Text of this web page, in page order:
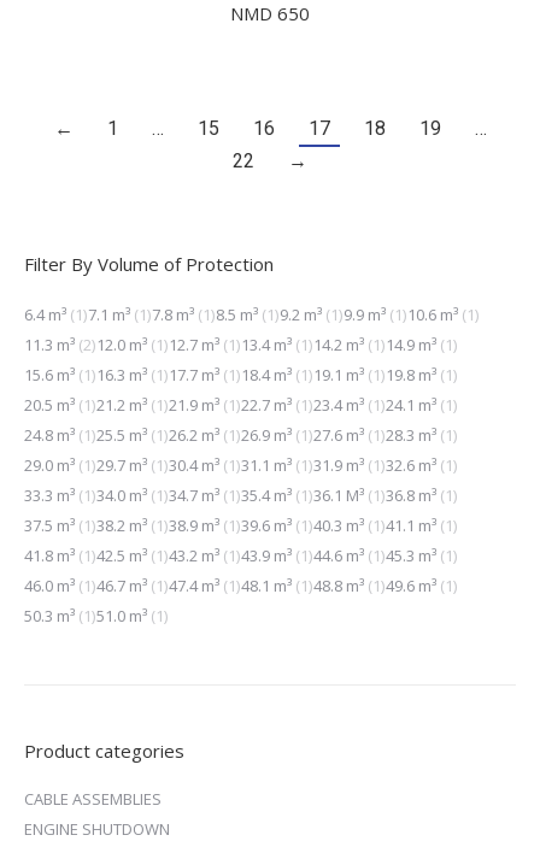
NMD 650
← 1 … 15 16 17 18 19
…
22
→
Filter By Volume of Protection
6.4 m³ (1)7.1 m³ (1)7.8 m³ (1)8.5 m³ (1)9.2 m³ (1)9.9 m³ (1)10.6 m³ (1)
11.3 m³ (2)12.0 m³ (1)12.7 m³ (1)13.4 m³ (1)14.2 m³ (1)14.9 m³ (1)
15.6 m³ (1)16.3 m³ (1)17.7 m³ (1)18.4 m³ (1)19.1 m³ (1)19.8 m³ (1)
20.5 m³ (1)21.2 m³ (1)21.9 m³ (1)22.7 m³ (1)23.4 m³ (1)24.1 m³ (1)
24.8 m³ (1)25.5 m³ (1)26.2 m³ (1)26.9 m³ (1)27.6 m³ (1)28.3 m³ (1)
29.0 m³ (1)29.7 m³ (1)30.4 m³ (1)31.1 m³ (1)31.9 m³ (1)32.6 m³ (1)
33.3 m³ (1)34.0 m³ (1)34.7 m³ (1)35.4 m³ (1)36.1 M³ (1)36.8 m³ (1)
37.5 m³ (1)38.2 m³ (1)38.9 m³ (1)39.6 m³ (1)40.3 m³ (1)41.1 m³ (1)
41.8 m³ (1)42.5 m³ (1)43.2 m³ (1)43.9 m³ (1)44.6 m³ (1)45.3 m³ (1)
46.0 m³ (1)46.7 m³ (1)47.4 m³ (1)48.1 m³ (1)48.8 m³ (1)49.6 m³ (1)
50.3 m³ (1)51.0 m³ (1)
Product categories
CABLE ASSEMBLIES
ENGINE SHUTDOWN